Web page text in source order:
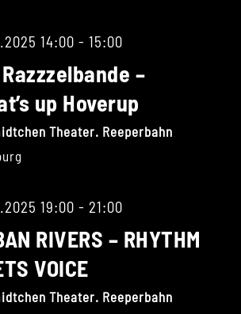
14:00 - 15:00
Razzzelbande –
up Hoverup
Theater. Reeperbahn
19:00 - 21:00
RIVERS – RHYTHM
VOICE
Theater. Reeperbahn